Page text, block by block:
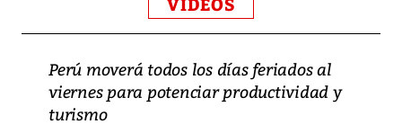
VIDEOS
Perú moverá todos los días feriados al
viernes para potenciar productividad y
turismo